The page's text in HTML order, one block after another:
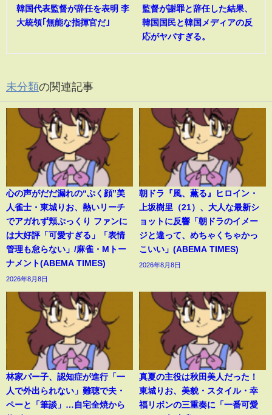
韓国代表監督が辞任を表明 李
大統領｢無能な指揮官だ｣
監督が謝罪と辞任した結果、
韓国国民と韓国メディアの反
応がヤバすぎる。
未分類の関連記事
心の声がだだ漏れの“ぷく顔”美
人雀士・東城りお、熱いリーチ
でアガれず頬ぷっくり ファンに
は大好評「可愛すぎる」「表情
管理も怠らない」/麻雀・Mトー
ナメント(ABEMA TIMES)
2026年8月8日
朝ドラ『風、薫る』ヒロイン・
上坂樹里（21）、大人な最新シ
ョットに反響「朝ドラのイメー
ジと違って、めちゃくちゃかっ
こいい」(ABEMA TIMES)
2026年8月8日
林家パー子、認知症が進行「一
人で外出られない」難聴で夫・
ペーと「筆談」…自宅全焼から
真夏の主役は秋田美人だった！
東城りお、美貌・スタイル・幸
福リボンの三重奏に「一番可愛